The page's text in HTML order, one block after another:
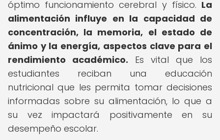
óptimo funcionamiento cerebral y físico. La
alimentación influye en la capacidad de
concentración, la memoria, el estado de
ánimo y la energía, aspectos clave para el
rendimiento académico. Es vital que los
estudiantes reciban una educación
nutricional que les permita tomar decisiones
informadas sobre su alimentación, lo que a
su vez impactará positivamente en su
desempeño escolar.